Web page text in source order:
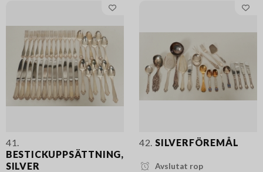
41.
BESTICKUPPSÄTTNING,
SILVER
42. SILVERFÖREMÅL
Avslutat rop